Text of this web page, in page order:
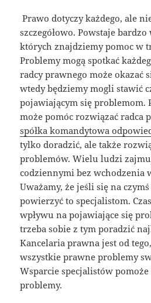
Prawo dotyczy każdego, ale
szczegółowo. Powstaje
których znajdziemy pomoc w
Problemy mogą spotkać
radcy prawnego może okazać
wtedy będziemy mogli stawić
pojawiającym się problemom.
może pomóc rozwiązać radca
spółka komandytowa
tylko doradzić, ale także
problemów. Wielu ludzi
codziennymi bez wchodzenia
Uważamy, że jeśli się na
powierzyć to specjalistom.
wpływu na pojawiające się
trzeba sobie z tym poradzić
Kancelaria prawna jest od
wszystkie prawne problemy
Wsparcie specjalistów
problemy.